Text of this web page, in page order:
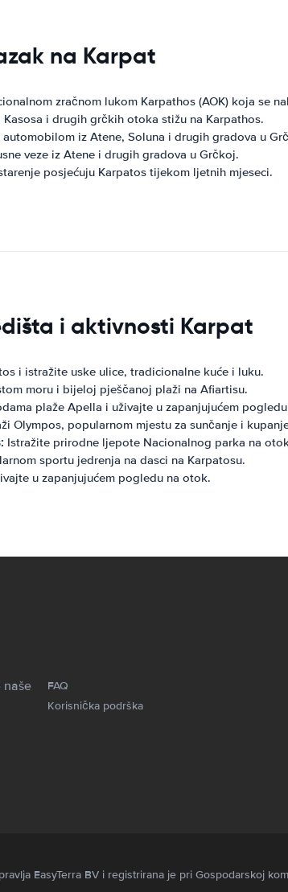
na Karpat
zračnom lukom Karpathos (AOK) koja se
i drugih grčkih otoka stižu na Karpathos.
iz Atene, Soluna i drugih gradova u
veze iz Atene i drugih gradova u Grčkoj.
posjećuju Karpatos tijekom ljetnih mjeseci.
i aktivnosti Karpat
i istražite uske ulice, tradicionalne kuće i luku.
moru i bijeloj pješčanoj plaži na Afiartisu.
plaže Apella i uživajte u zapanjujućem
Olympos, popularnom mjestu za sunčanje i
Istražite prirodne ljepote Nacionalnog parka na
sportu jedrenja na dasci na Karpatosu.
u zapanjujućem pogledu na otok.
naše
FAQ
Korisnička podrška
EasyTerra BV i registrirana je pri Gospodarskoj